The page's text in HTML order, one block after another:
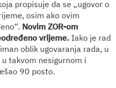
propisuje da se „ugovor o
osim ako ovim
Novim ZOR-om
vrijeme. Iako je rad
oblik ugovaranja rada, u
takvom nesigurnom i
90 posto.